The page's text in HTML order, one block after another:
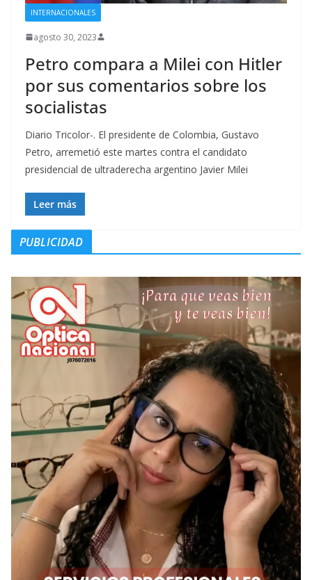
INTERNACIONALES
agosto 30, 2023
Petro compara a Milei con Hitler
por sus comentarios sobre los
socialistas
Diario Tricolor-. El presidente de Colombia, Gustavo
Petro, arremetió este martes contra el candidato
presidencial de ultraderecha argentino Javier Milei
Leer más
PUBLICIDAD